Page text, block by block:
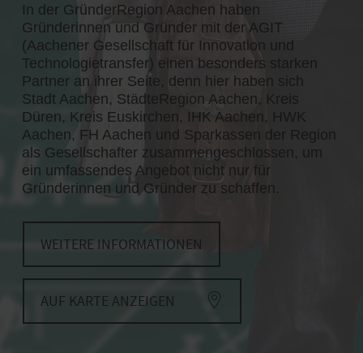
In der GründerRegion Aachen haben
Gründerinnen und Gründer mit der AGIT
(Aachener Gesellschaft für Innovation und
Technologietransfer) einen besonders starken
Partner an ihrer Seite, denn hier haben sich
Stadt Aachen, StädteRegion Aachen, Kreis
Düren, Kreis Euskirchen, IHK Aachen, HWK
Aachen, FH Aachen und Sparkassen der Region
als Gesellschafter zusammengeschlossen, um
ein umfassendes Angebot nicht nur für
Gründerinnen und Gründer zu schaffen.
WEITERE INFORMATIONEN
AUF KARTE ANZEIGEN